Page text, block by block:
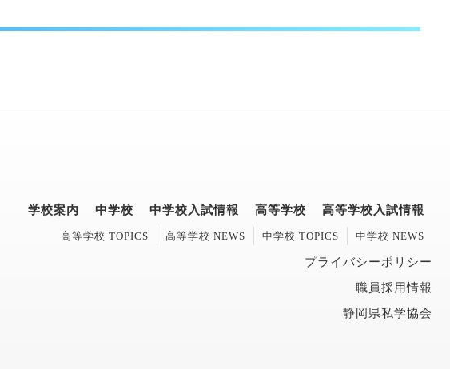
学校案内 中学校 中学校入試情報 高等学校 高等学校入試情報
高等学校 TOPICS 高等学校 NEWS 中学校 TOPICS 中学校 NEWS
プライバシーポリシー
職員採用情報
静岡県私学協会